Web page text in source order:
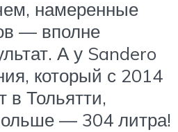
намеренные
— вполне
А у Sandero
который с 2014
в Тольятти,
— 304 литра!